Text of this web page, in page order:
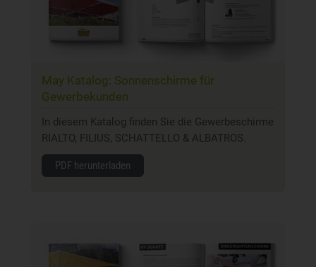
May Katalog: Sonnenschirme für
Gewerbekunden
In diesem Katalog finden Sie die Gewerbeschirme
RIALTO, FILIUS, SCHATTELLO & ALBATROS.
PDF herunterladen